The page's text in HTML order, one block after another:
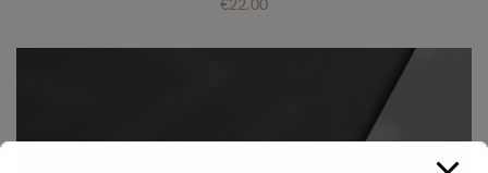
€22.00